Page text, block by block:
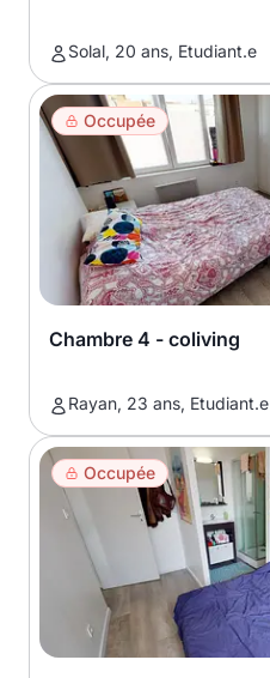
Solal, 20 ans, Etudiant.e
Occupée
Chambre 4 - coliving
Rayan, 23 ans, Etudiant.e
Occupée